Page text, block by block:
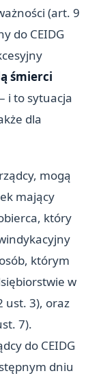
(art. 9
do CEIDG
śmierci
i to sytuacja
dla
mogą
mający
który
którym
w
ust. 3), oraz
7).
do CEIDG
dniu